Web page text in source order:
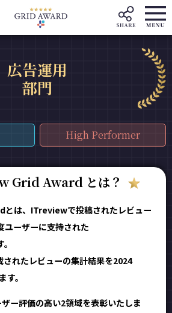
広告運用
部門
High Performer
Grid Award とは？
は、ITreviewで投稿されたレビュー
ユーザーに支持された
れたレビューの集計結果を2024
。
ー評価の高い2領域を表彰いたしま